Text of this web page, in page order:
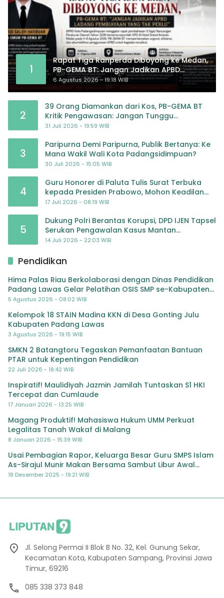
1
Rapat Tiga Ranperda Diboyong ke Medan,
PB-GEMA BT: Jangan Jadikan APBD
Ladang Pembiayaan yang Tak Perlu
6 Agustus 2026 - 19:18 WIB
2
39 Orang Diamankan dari Kos, PB-GEMA BT
Kritik Pengawasan: Jangan Tunggu
Masyarakat Bergerak Baru Negara Bertindak
31 Juli 2026 - 19:59 WIB
3
Paripurna Demi Paripurna, Publik Bertanya: Ke
Mana Wakil Wali Kota Padangsidimpuan?
30 Juli 2026 - 15:05 WIB
4
Guru Honorer di Paluta Tulis Surat Terbuka
kepada Presiden Prabowo, Mohon Keadilan
atas Dugaan Kriminalisasi
17 Juli 2026 - 08:19 WIB
5
Dukung Polri Berantas Korupsi, DPD IJEN Tapsel
Serukan Pengawalan Kasus Mantan
Jampidsus hingga Tuntas
14 Juli 2026 - 22:03 WIB
Pendidikan
Hima Palas Riau Berkolaborasi dengan Dinas Pendidikan
Padang Lawas Gelar Pelatihan OSIS SMP se-Kabupaten
Padang Lawas
5 Agustus 2026 - 08:02 WIB
Kelompok 18 STAIN Madina KKN di Desa Gonting Julu
Kabupaten Padang Lawas
3 Agustus 2026 - 19:15 WIB
SMKN 2 Batangtoru Tegaskan Pemanfaatan Bantuan
PTAR untuk Kepentingan Pendidikan
22 Juli 2026 - 18:42 WIB
Inspiratif! Maulidiyah Jazmin Jamilah Tuntaskan S1 HKI
Tercepat dan Cumlaude
17 Januari 2026 - 13:25 WIB
Magang Produktif! Mahasiswa Hukum UMM Perkuat
Legalitas Tanah Wakaf di Malang
8 Januari 2026 - 15:39 WIB
Usai Pembagian Rapor, Keluarga Besar Guru SMPS Islam
As-Sirajul Munir Makan Bersama Sambut Libur Awal
Semester
18 Desember 2025 - 19:21 WIB
Jl. Selong Permai II Blok B No. 32, Kel. Gunung Sekar,
Kecamatan Kota, Kabupaten Sampang, Provinsi Jawa
Timur, 69216
085 338 373 848